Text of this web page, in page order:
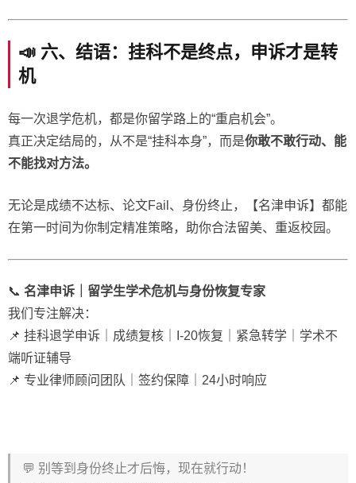
📣 六、结语：挂科不是终点，申诉才是转
机
每一次退学危机，都是你留学路上的“重启机会”。
真正决定结局的，从不是“挂科本身”，而是你敢不敢行动、能
不能找对方法。
无论是成绩不达标、论文Fail、身份终止，【名津申诉】都能
在第一时间为你制定精准策略，助你合法留美、重返校园。
📞 名津申诉｜留学生学术危机与身份恢复专家
我们专注解决：
📌 挂科退学申诉｜成绩复核｜I-20恢复｜紧急转学｜学术不
端听证辅导
📌 专业律师顾问团队｜签约保障｜24小时响应
💬 别等到身份终止才后悔，现在就行动！